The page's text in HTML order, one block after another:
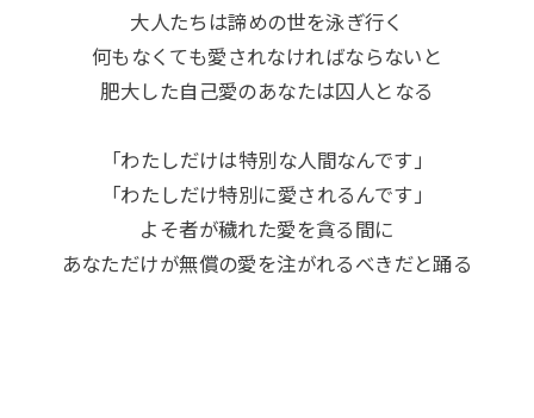
大人たちは諦めの世を泳ぎ行く
何もなくても愛されなければならないと
肥大した自己愛のあなたは囚人となる
「わたしだけは特別な人間なんです」
「わたしだけ特別に愛されるんです」
よそ者が穢れた愛を貪る間に
あなただけが無償の愛を注がれるべきだと踊る